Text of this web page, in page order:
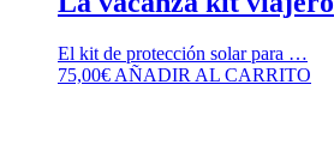
El kit de protección solar para …
75,00€ AÑADIR AL CARRITO